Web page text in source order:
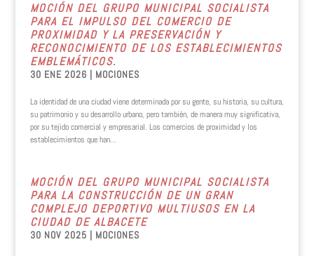
MOCIÓN DEL GRUPO MUNICIPAL SOCIALISTA
PARA EL IMPULSO DEL COMERCIO DE
PROXIMIDAD Y LA PRESERVACIÓN Y
RECONOCIMIENTO DE LOS ESTABLECIMIENTOS
EMBLEMÁTICOS.
30 ENE 2026 | MOCIONES
La identidad de una ciudad viene determinada por su gente, su historia, su cultura,
su patrimonio y su desarrollo urbano, pero también, de manera muy significativa,
por su tejido comercial y empresarial. Los comercios de proximidad y los
establecimientos que han...
MOCIÓN DEL GRUPO MUNICIPAL SOCIALISTA
PARA LA CONSTRUCCIÓN DE UN GRAN
COMPLEJO DEPORTIVO MULTIUSOS EN LA
CIUDAD DE ALBACETE
30 NOV 2025 | MOCIONES